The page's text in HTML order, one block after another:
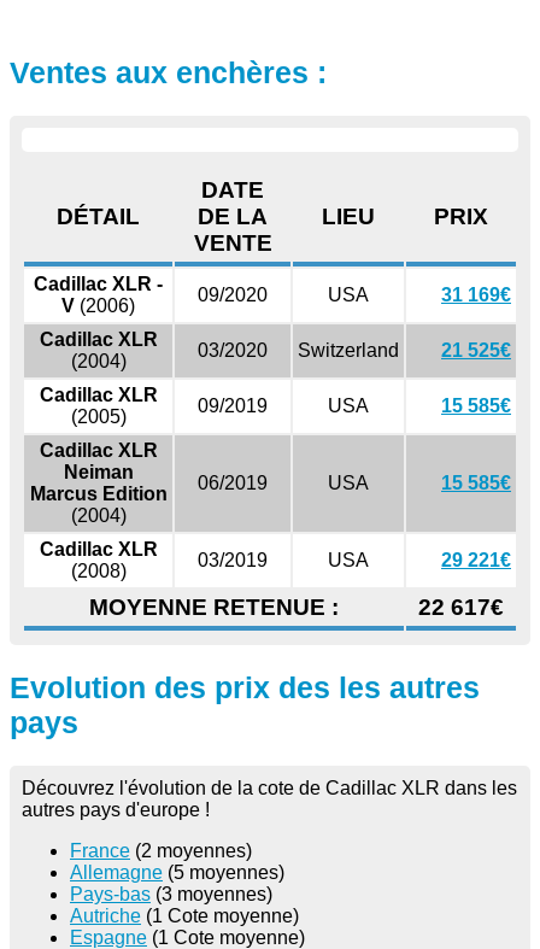
Ventes aux enchères :
DÉTAIL
DATE
DE LA
VENTE
LIEU PRIX
Cadillac XLR -
V (2006)
09/2020 USA 31 169€
Cadillac XLR
(2004)
03/2020 Switzerland 21 525€
Cadillac XLR
(2005)
09/2019 USA 15 585€
Cadillac XLR
Neiman
Marcus Edition
(2004)
06/2019 USA 15 585€
Cadillac XLR
(2008)
03/2019 USA 29 221€
MOYENNE RETENUE : 22 617€
Evolution des prix des les autres
pays
Découvrez l'évolution de la cote de Cadillac XLR dans les
autres pays d'europe !
France (2 moyennes)
Allemagne (5 moyennes)
Pays-bas (3 moyennes)
Autriche (1 Cote moyenne)
Espagne (1 Cote moyenne)